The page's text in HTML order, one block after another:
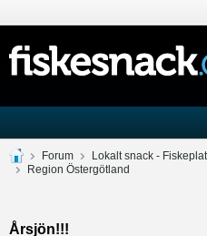
Forum
Lokalt snack -
Region Östergötland
Årsjön!!!